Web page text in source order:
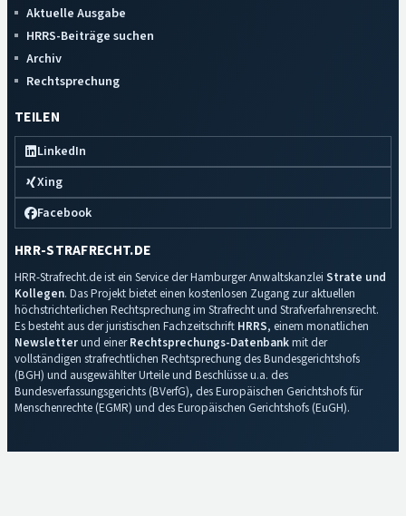
Aktuelle Ausgabe
HRRS-Beiträge suchen
Archiv
Rechtsprechung
TEILEN
LinkedIn
Xing
Facebook
HRR-STRAFRECHT.DE
HRR-Strafrecht.de ist ein Service der Hamburger Anwaltskanzlei Strate und
Kollegen. Das Projekt bietet einen kostenlosen Zugang zur aktuellen
höchstrichterlichen Rechtsprechung im Strafrecht und Strafverfahrensrecht.
Es besteht aus der juristischen Fachzeitschrift HRRS, einem monatlichen
Newsletterund einerRechtsprechungs-Datenbankmit der
vollständigen strafrechtlichen Rechtsprechung des Bundesgerichtshofs
(BGH) und ausgewählter Urteile und Beschlüsse u.a. des
Bundesverfassungsgerichts (BVerfG), des Europäischen Gerichtshofs für
Menschenrechte (EGMR) und des Europäischen Gerichtshofs (EuGH).